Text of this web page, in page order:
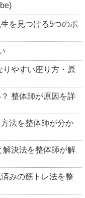
を見つける5つのポ
りやすい座り方・原
整体師が原因を詳
法を整体師が分か
解決法を整体師が解
みの筋トレ法を整